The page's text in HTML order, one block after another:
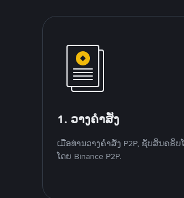
1. ວາງຄໍາສັ່ງ
ເມື່ອທ່ານວາງຄໍາສັ່ງ P2P, ຊັບສິນຄຣິ
ໂດຍ Binance P2P.